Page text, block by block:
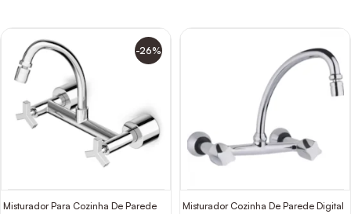
-26%
Misturador Para Cozinha De Parede
Misturador Cozinha De Parede Digital